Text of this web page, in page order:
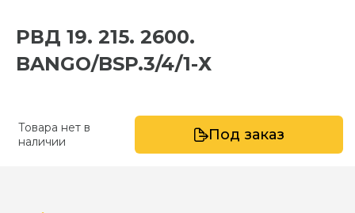
РВД 19. 215. 2600.
BANGO/BSP.3/4/1-Х
Товара нет в
наличии
Под заказ